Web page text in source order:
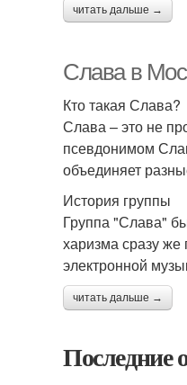
читать дальше →
Слава в
Кто такая Слава?
Слава – это не
псевдонимом
объединяет
История группы
Группа "Слава"
харизма сразу же
электронной
читать дальше →
Последние